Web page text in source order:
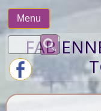
Menu
Rechercher :